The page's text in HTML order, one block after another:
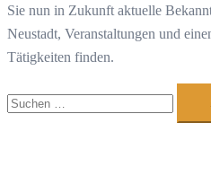
Sie nun in Zukunft aktuelle
Neustadt, Veranstaltungen und
Tätigkeiten finden.
Suchen
nach: